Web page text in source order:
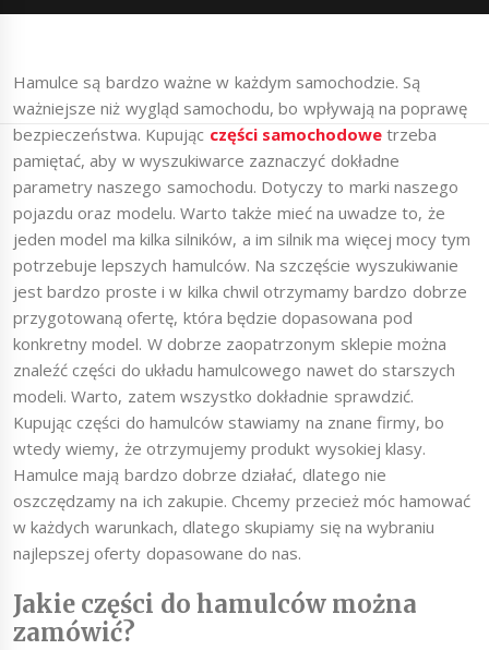
Hamulce są bardzo ważne w każdym samochodzie. Są
ważniejsze niż wygląd samochodu, bo wpływają na poprawę
bezpieczeństwa. Kupując części samochodowetrzeba
pamiętać, aby w wyszukiwarce zaznaczyć dokładne
parametry naszego samochodu. Dotyczy to marki naszego
pojazdu oraz modelu. Warto także mieć na uwadze to, że
jeden model ma kilka silników, a im silnik ma więcej mocy tym
potrzebuje lepszych hamulców. Na szczęście wyszukiwanie
jest bardzo proste i w kilka chwil otrzymamy bardzo dobrze
przygotowaną ofertę, która będzie dopasowana pod
konkretny model. W dobrze zaopatrzonym sklepie można
znaleźć części do układu hamulcowego nawet do starszych
modeli. Warto, zatem wszystko dokładnie sprawdzić.
Kupując części do hamulców stawiamy na znane firmy, bo
wtedy wiemy, że otrzymujemy produkt wysokiej klasy.
Hamulce mają bardzo dobrze działać, dlatego nie
oszczędzamy na ich zakupie. Chcemy przecież móc hamować
w każdych warunkach, dlatego skupiamy się na wybraniu
najlepszej oferty dopasowane do nas.
Jakie części do hamulców można
zamówić?